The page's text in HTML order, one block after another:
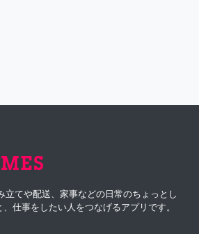
立てや配送、家事などの日常のちょっとし
仕事をしたい人をつなげるアプリです。